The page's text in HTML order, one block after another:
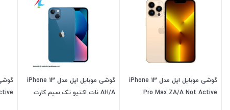
گوشی موبایل اپل مدل iPhone 13
Pro Max ZA/A Not Active
گوشی موبایل اپل مدل iPhone 13
AH/A نات اکتیو تک سیم کارت